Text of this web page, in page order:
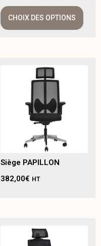
CHOIX DES OPTIONS
Siège PAPILLON
382,00€ HT